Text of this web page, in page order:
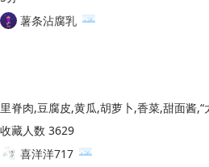
薯条沾腐乳
收藏人数 3629
喜洋洋717